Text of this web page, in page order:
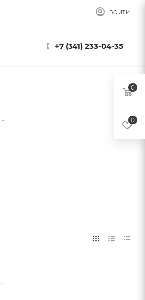
ВОЙТИ
+7 (341) 233-04-35
0
0